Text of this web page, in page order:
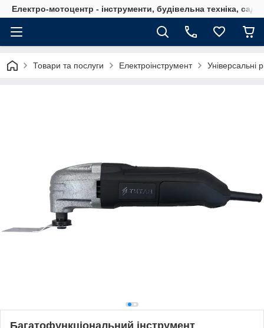
Електро-мотоцентр - інструменти, будівельна техніка,
Товари та послуги Електроінструмент Універсальні
Багатофункціональний інструмент